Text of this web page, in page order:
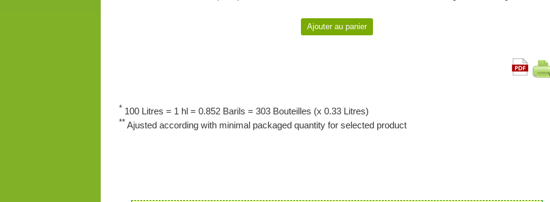
* 100 Litres = 1 hl = 0.852 Barils = 303 Bouteilles (x 0.33 Litres)
** Ajusted according with minimal packaged quantity for selected product